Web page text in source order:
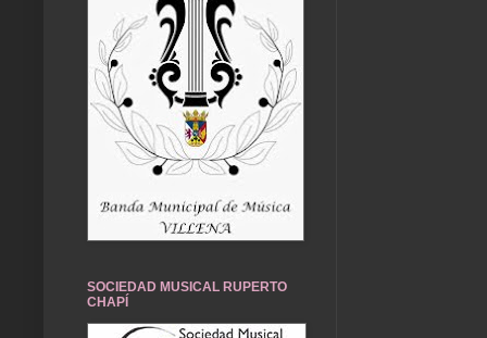
SOCIEDAD MUSICAL RUPERTO
CHAPÍ